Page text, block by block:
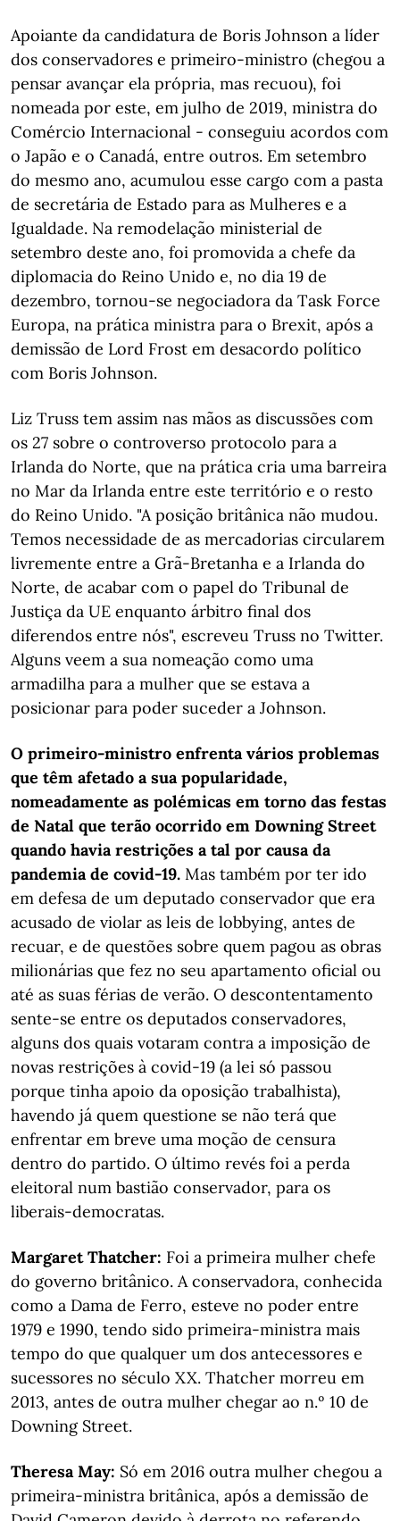
Apoiante da candidatura de Boris Johnson a líder
dos conservadores e primeiro-ministro (chegou a
pensar avançar ela própria, mas recuou), foi
nomeada por este, em julho de 2019, ministra do
Comércio Internacional - conseguiu acordos com
o Japão e o Canadá, entre outros. Em setembro
do mesmo ano, acumulou esse cargo com a pasta
de secretária de Estado para as Mulheres e a
Igualdade. Na remodelação ministerial de
setembro deste ano, foi promovida a chefe da
diplomacia do Reino Unido e, no dia 19 de
dezembro, tornou-se negociadora da Task Force
Europa, na prática ministra para o Brexit, após a
demissão de Lord Frost em desacordo político
com Boris Johnson.
Liz Truss tem assim nas mãos as discussões com
os 27 sobre o controverso protocolo para a
Irlanda do Norte, que na prática cria uma barreira
no Mar da Irlanda entre este território e o resto
do Reino Unido. "A posição britânica não mudou.
Temos necessidade de as mercadorias circularem
livremente entre a Grã-Bretanha e a Irlanda do
Norte, de acabar com o papel do Tribunal de
Justiça da UE enquanto árbitro final dos
diferendos entre nós", escreveu Truss no Twitter.
Alguns veem a sua nomeação como uma
armadilha para a mulher que se estava a
posicionar para poder suceder a Johnson.
O primeiro-ministro enfrenta vários problemas
que têm afetado a sua popularidade,
nomeadamente as polémicas em torno das festas
de Natal que terão ocorrido em Downing Street
quando havia restrições a tal por causa da
pandemia de covid-19. Mas também por ter ido
em defesa de um deputado conservador que era
acusado de violar as leis de lobbying, antes de
recuar, e de questões sobre quem pagou as obras
milionárias que fez no seu apartamento oficial ou
até as suas férias de verão. O descontentamento
sente-se entre os deputados conservadores,
alguns dos quais votaram contra a imposição de
novas restrições à covid-19 (a lei só passou
porque tinha apoio da oposição trabalhista),
havendo já quem questione se não terá que
enfrentar em breve uma moção de censura
dentro do partido. O último revés foi a perda
eleitoral num bastião conservador, para os
liberais-democratas.
Margaret Thatcher: Foi a primeira mulher chefe
do governo britânico. A conservadora, conhecida
como a Dama de Ferro, esteve no poder entre
1979 e 1990, tendo sido primeira-ministra mais
tempo do que qualquer um dos antecessores e
sucessores no século XX. Thatcher morreu em
2013, antes de outra mulher chegar ao n.º 10 de
Downing Street.
Theresa May: Só em 2016 outra mulher chegou a
primeira-ministra britânica, após a demissão de